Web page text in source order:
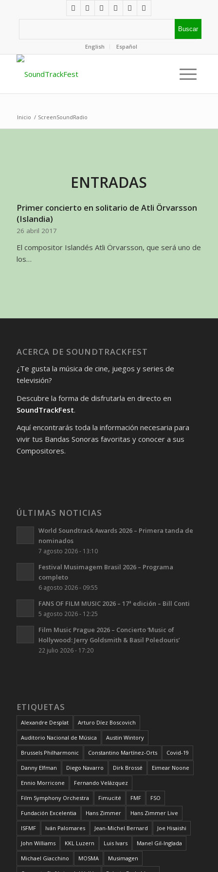
English Español
Inicio / ScreenSoundRadio
ENTRADAS
Primer concierto en solitario de Atli Örvarsson
(Islandia)
26 abril 2017
El compositor Islandés Atli Örvarsson, que será uno de
los…
ACERCA DE SOUNDTRACKFEST
¿Te gusta la música de cine, juegos y series de
televisión?
Descubre la forma de disfrutarla en directo en
SoundTrackFest.
Aquí encontrarás toda la información necesaria para
vivir tus Bandas Sonoras favoritas y conocer a sus
Compositores.
ÚLTIMAS NOTICIAS
World Soundtrack Awards 2026 – Primera tanda de
nominados
7 agosto 2026 - 13:10
Festival Musimagem Brasil 2026 – Programa
completo
6 agosto 2026 - 09:55
FANS OF FILM MUSIC 2026 – 17ª edición – Bill Conti
5 agosto 2026 - 12:25
Film Music Prague 2026 – Concierto ‘Music of
Hollywood: Jerry Goldsmith & Basil Poledouris’
22 julio 2026 - 17:20
ETIQUETAS
Alexandre Desplat Arturo Díez Boscovich
Auditorio Nacional de Música Austin Wintory
Brussels Philharmonic Constantino Martínez-Orts Covid-19
Danny Elfman Diego Navarro Dirk Brossé Eimear Noone
Ennio Morricone Fernando Velázquez
Film Symphony Orchestra Fimucité FMF FSO
Fundación Excelentia Hans Zimmer Hans Zimmer Live
ISFMF Iván Palomares Jean-Michel Bernard Joe Hisaishi
John Williams KKL Luzern Luis Ivars Manel Gil-Inglada
Michael Giacchino MOSMA Musimagen